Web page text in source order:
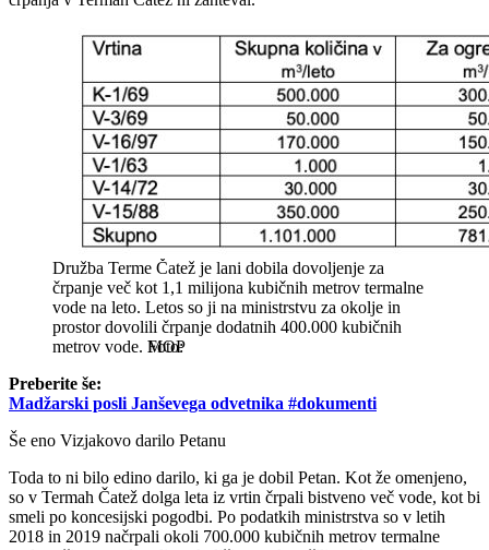
Družba Terme Čatež je lani dobila dovoljenje za
črpanje več kot 1,1 milijona kubičnih metrov termalne
vode na leto. Letos so ji na ministrstvu za okolje in
prostor dovolili črpanje dodatnih 400.000 kubičnih
metrov vode. MOP
Preberite še:
Madžarski posli Janševega odvetnika #dokumenti
Še eno Vizjakovo darilo Petanu
Toda to ni bilo edino darilo, ki ga je dobil Petan. Kot že omenjeno,
so v Termah Čatež dolga leta iz vrtin črpali bistveno več vode, kot bi
smeli po koncesijski pogodbi. Po podatkih ministrstva so v letih
2018 in 2019 načrpali okoli 700.000 kubičnih metrov termalne